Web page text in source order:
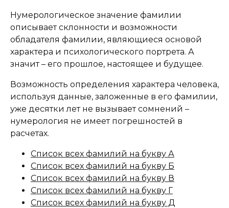
Нумерологическое значение фамилии
описывает склонности и возможности
обладателя фамилии, являющиеся основой
характера и психологического портрета. А
значит – его прошлое, настоящее и будущее.
Возможность определения характера человека,
используя данные, заложенные в его фамилии,
уже десятки лет не вызывает сомнений –
нумерология не имеет погрешностей в
расчетах.
Список всех фамилий на букву А
Список всех фамилий на букву Б
Список всех фамилий на букву В
Список всех фамилий на букву Г
Список всех фамилий на букву Д